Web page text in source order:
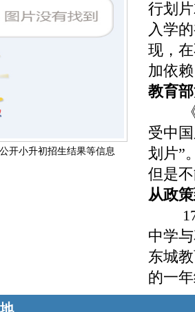
小升初招生结果等信息
行划
入学
现，
加依赖
教育
受中
划片”
但是
从政
中学
东城
的一